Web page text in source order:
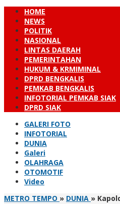
HOME
NEWS
POLITIK
NASIONAL
LINTAS DAERAH
PEMERINTAHAN
HUKUM & KRMIMINAL
DPRD BENGKALIS
PEMKAB BENGKALIS
INFOTORIAL PEMKAB SIAK
DPRD SIAK
GALERI FOTO
INFOTORIAL
DUNIA
Galeri
OLAHRAGA
OTOMOTIF
Video
METRO TEMPO » DUNIA »